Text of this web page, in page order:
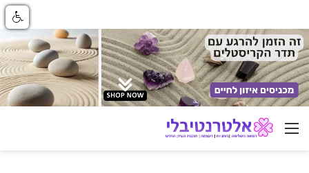
ניווט באתר